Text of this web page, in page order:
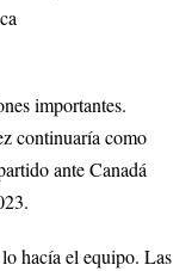
importantes.
continuaría como
ante Canadá
hacía el equipo. Las